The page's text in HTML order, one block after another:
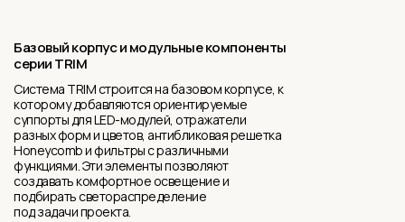
Базовый корпус и модульные компоненты
серии TRIM
Система TRIM строится на базовом корпусе, к
которому добавляются ориентируемые
суппорты для LED-модулей, отражатели
разных форм и цветов, антибликовая решетка
Honeycomb и фильтры с различными
функциями. Эти элементы позволяют
создавать комфортное освещение и
подбирать светораспределение
под задачи проекта.